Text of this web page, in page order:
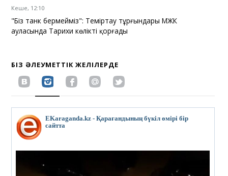
Кеше, 12:10
"Біз танк бермейміз": Теміртау тұрғындары МЖК
ауласында Тарихи көлікті қорғады
БІЗ ӘЛЕУМЕТТІК ЖЕЛІЛЕРДЕ
EKaraganda.kz - Қарағандының бүкіл өмірі бір
сайтта